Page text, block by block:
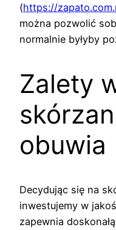
(https://
można pozwolić
normalnie byłyby
Zalety
obuwia
Decydując się na
inwestujemy w
zapewnia